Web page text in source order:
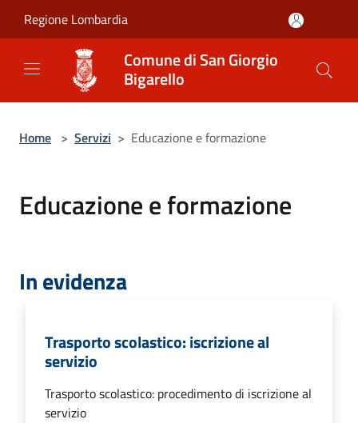
Regione Lombardia
Comune di San Giorgio
Bigarello
Home > Servizi > Educazione e formazione
Educazione e formazione
In evidenza
Trasporto scolastico: iscrizione al
servizio
Trasporto scolastico: procedimento di iscrizione al
servizio